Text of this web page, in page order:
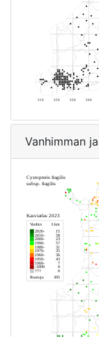
Vanhimman